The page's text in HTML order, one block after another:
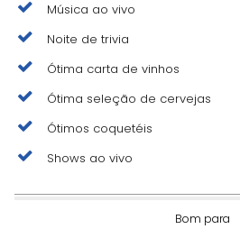
Música ao vivo
Noite de trivia
Ótima carta de vinhos
Ótima seleção de cervejas
Ótimos coquetéis
Shows ao vivo
Bom para